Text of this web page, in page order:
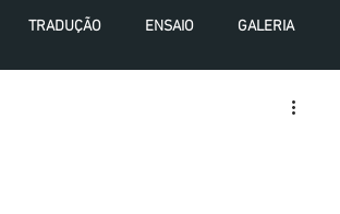
TRADUÇÃO ENSAIO GALERIA